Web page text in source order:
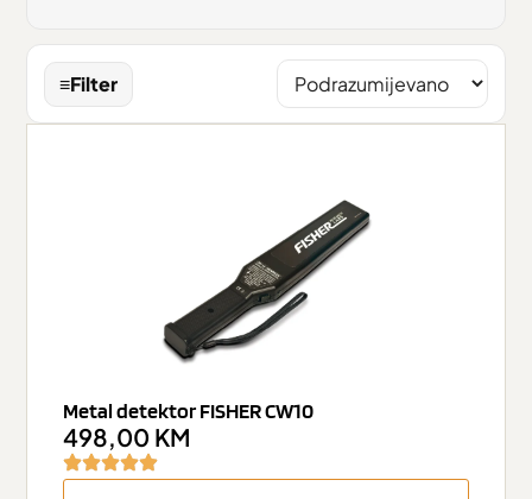
≡Filter
Metal detektor FISHER CW10
498,00 KM